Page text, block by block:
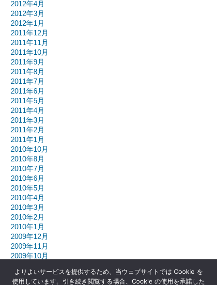
2012年4月
2012年3月
2012年1月
2011年12月
2011年11月
2011年10月
2011年9月
2011年8月
2011年7月
2011年6月
2011年5月
2011年4月
2011年3月
2011年2月
2011年1月
2010年10月
2010年8月
2010年7月
2010年6月
2010年5月
2010年4月
2010年3月
2010年2月
2010年1月
2009年12月
2009年11月
2009年10月
よりよいサービスを提供するため、当ウェブサイトでは Cookie を
使用しています。引き続き閲覧する場合、Cookie の使用を承諾した